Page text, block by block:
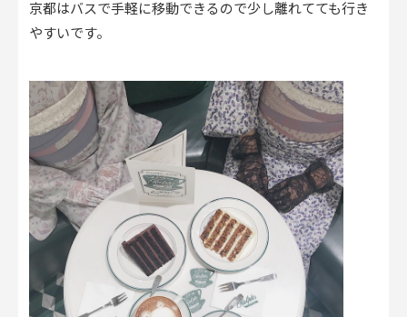
京都はバスで手軽に移動できるので少し離れてても行き
やすいです。